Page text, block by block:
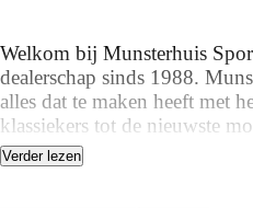
Welkom bij Munsterhuis
dealerschap sinds 1988.
alles dat te maken heeft met
klassiekers tot de nieuwste
tot geautoriseerd schadeherstel.
Verder lezen